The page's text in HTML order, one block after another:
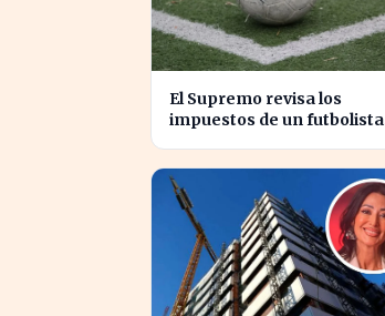
El Supremo revisa los
impuestos de un futbolista